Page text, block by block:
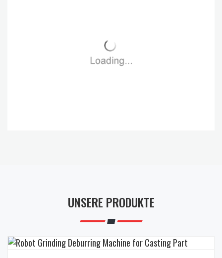
UNSERE PRODUKTE